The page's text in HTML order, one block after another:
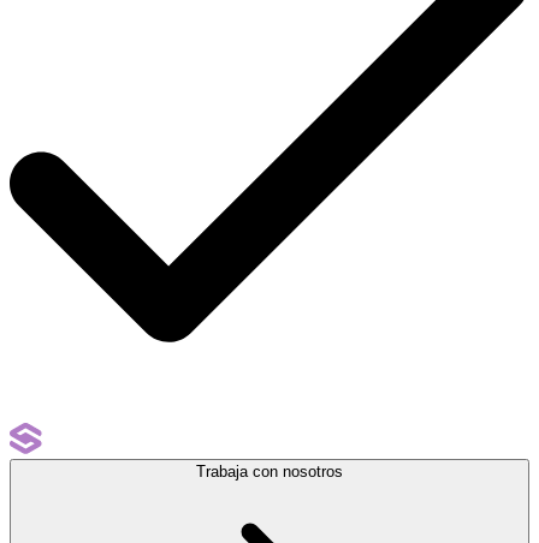
Trabaja con nosotros